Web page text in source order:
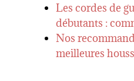
Les cordes de
débutants :
Nos
meilleures